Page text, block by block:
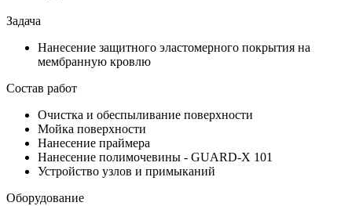
Задача
Нанесение защитного эластомерного покрытия на
мембранную кровлю
Состав работ
Очистка и обеспыливание поверхности
Мойка поверхности
Нанесение праймера
Нанесение полимочевины - GUARD-X 101
Устройство узлов и примыканий
Оборудование